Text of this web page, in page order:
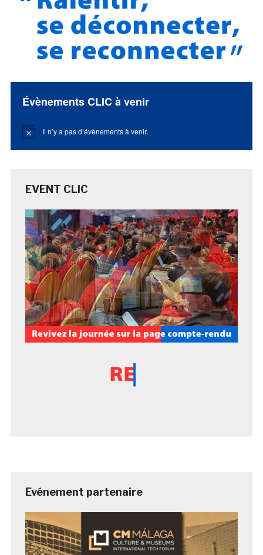
Évènements CLIC à venir
Notice Il n’y a pas d’évènements à venir.
EVENT CLIC
Evénement partenaire